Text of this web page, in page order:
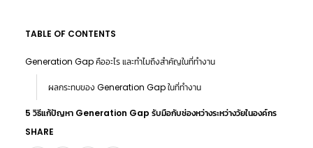
TABLE OF CONTENTS
Generation Gap คืออะไร และทำไมถึงสำคัญในที่ทำงาน
ผลกระทบของ Generation Gap ในที่ทำงาน
5 วิธีแก้ปัญหา Generation Gap รับมือกับช่องหว่างระหว่างวัยในองค์กร
SHARE